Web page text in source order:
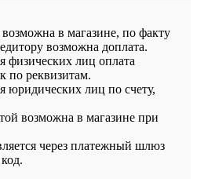
в магазине, по факту
возможна доплата.
физических лиц оплата
по реквизитам.
юридических лиц по счету,
возможна в магазине при
через платежный шлюз